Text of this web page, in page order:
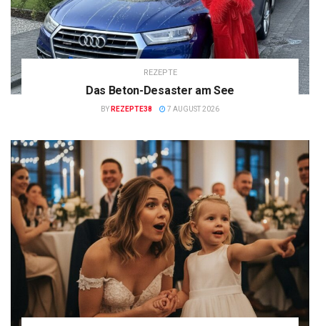
REZEPTE
Das Beton-Desaster am See
BY REZEPTE38 7 AUGUST 2026